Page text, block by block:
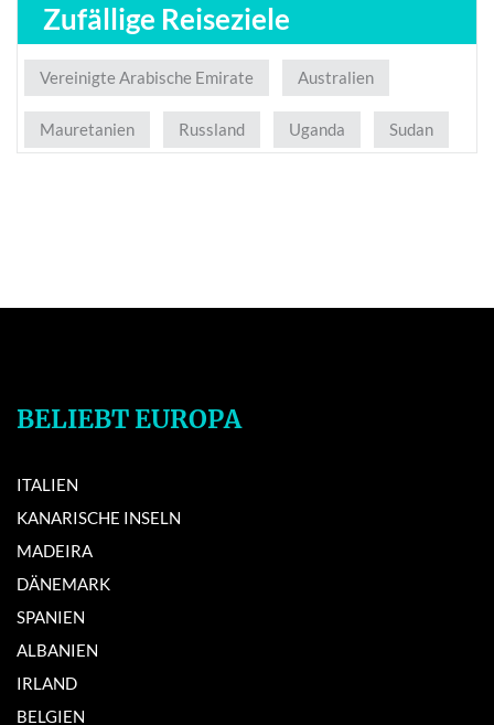
Zufällige Reiseziele
Vereinigte Arabische Emirate Australien
Mauretanien Russland Uganda Sudan
BELIEBT EUROPA
ITALIEN
KANARISCHE INSELN
MADEIRA
DÄNEMARK
SPANIEN
ALBANIEN
IRLAND
BELGIEN